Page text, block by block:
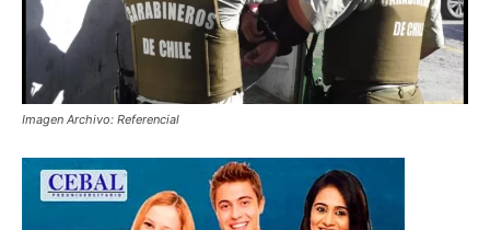
Imagen Archivo: Referencial